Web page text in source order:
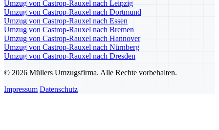
Umzug von Castrop-Rauxel nach Leipzig
Umzug von Castrop-Rauxel nach Dortmund
Umzug von Castrop-Rauxel nach Essen
Umzug von Castrop-Rauxel nach Bremen
Umzug von Castrop-Rauxel nach Hannover
Umzug von Castrop-Rauxel nach Nürnberg
Umzug von Castrop-Rauxel nach Dresden
© 2026 Müllers Umzugsfirma. Alle Rechte vorbehalten.
Impressum Datenschutz